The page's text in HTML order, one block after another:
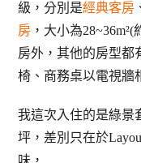
級，分別是經典客房
房 ，大小為
房外，其他的房型都
椅、商務桌以電視牆
我這次入住的是綠景
坪，差別只在於